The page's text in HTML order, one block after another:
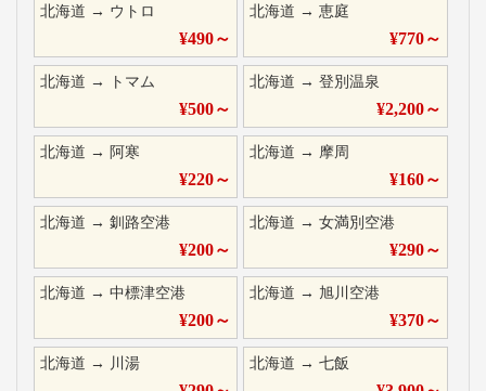
北海道 → ウトロ
¥490～
北海道 →恵庭
¥770～
北海道 → トマム
¥500～
北海道 →登別温泉
¥2,200～
北海道 → 阿寒
¥220～
北海道 → 摩周
¥160～
北海道 → 釧路空港
¥200～
北海道 →女満別空港
¥290～
北海道 → 中標津空港
¥200～
北海道 →旭川空港
¥370～
北海道 → 川湯 北海道 →七飯